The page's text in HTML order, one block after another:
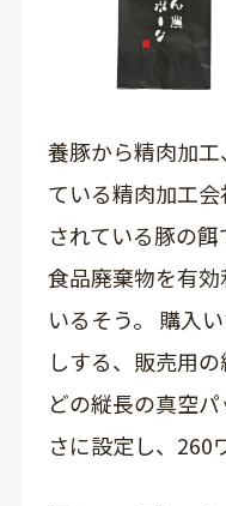
養豚から精肉加
ている精肉加工
されている豚の
食品廃棄物を有
いるそう。 購入
しする、販売用
どの縦長の真空
さに設定し、260